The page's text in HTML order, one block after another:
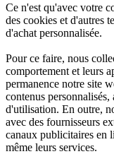
Ce n'est qu'avec votre
des cookies et d'autres
d'achat personnalisée.
Pour ce faire, nous
comportement et leurs
permanence notre site
contenus
d'utilisation. En outre,
avec des fournisseurs
canaux publicitaires en
même leurs services.